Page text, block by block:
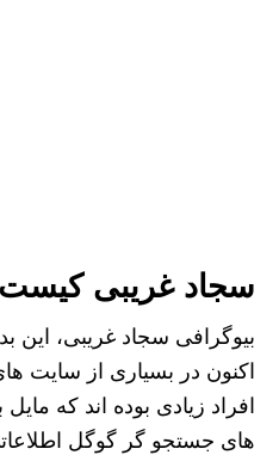
سجاد غریبی
بیوگرافی سجاد غریبی، این
اکنون در بسیاری از سایت
افراد زیادی بوده اند که مایل
های جستجو گر گوگل